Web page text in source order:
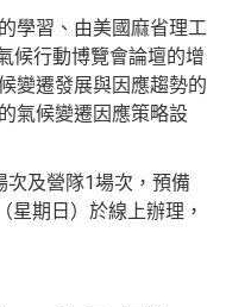
學習、由美國麻省理工
候行動博覽會論壇的增
變遷發展與因應趨勢的
氣候變遷因應策略設
次及營隊1場次，預備
星期日）於線上辦理，